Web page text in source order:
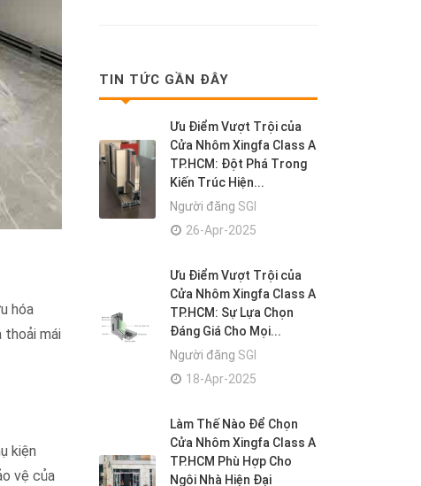
hóa
thoải mái
kiện
vệ của
TIN TỨC GẦN ĐÂY
Ưu Điểm Vượt Trội của
Cửa Nhôm Xingfa Class A
TP.HCM: Đột Phá Trong
Kiến Trúc Hiện...
Người đăng SGI
26-Apr-2025
Ưu Điểm Vượt Trội của
Cửa Nhôm Xingfa Class A
TP.HCM: Sự Lựa Chọn
Đáng Giá Cho Mọi...
Người đăng SGI
18-Apr-2025
Làm Thế Nào Để Chọn
Cửa Nhôm Xingfa Class A
TP.HCM Phù Hợp Cho
Ngôi Nhà Hiện Đại